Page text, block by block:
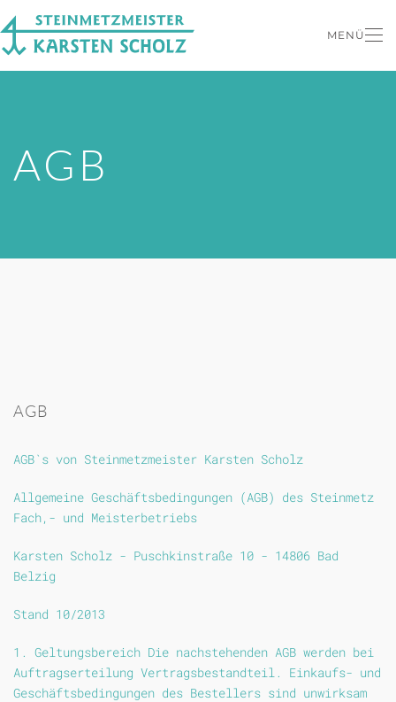
Zum Hauptinhalt springen
MENÜ
AGB
AGB
AGB`s von Steinmetzmeister Karsten Scholz
Allgemeine Geschäftsbedingungen (AGB) des Steinmetz
Fach,- und Meisterbetriebs
Karsten Scholz - Puschkinstraße 10 - 14806 Bad
Belzig
Stand 10/2013
1. Geltungsbereich Die nachstehenden AGB werden bei
Auftragserteilung Vertragsbestandteil. Einkaufs- und
Geschäftsbedingungen des Bestellers sind unwirksam